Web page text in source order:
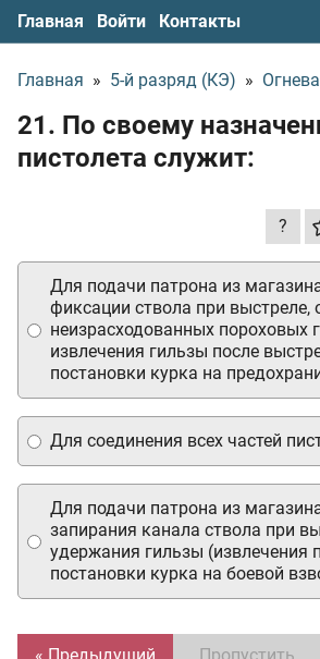
Главная Войти Контакты
Главная » 5-й разряд (КЭ) »
21. По своему
пистолета служит:
?
Для подачи патрона из
фиксации ствола при выстреле,
неизрасходованных пороховых
извлечения гильзы после
постановки курка на
Для соединения всех частей
Для подачи патрона из
запирания канала ствола при
удержания гильзы (извлечения
постановки курка на боевой